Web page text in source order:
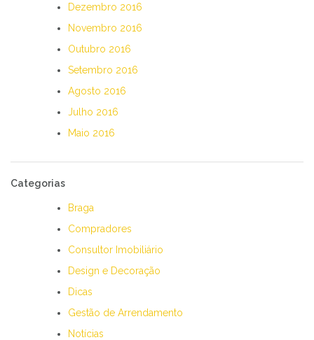
Dezembro 2016
Novembro 2016
Outubro 2016
Setembro 2016
Agosto 2016
Julho 2016
Maio 2016
Categorias
Braga
Compradores
Consultor Imobiliário
Design e Decoração
Dicas
Gestão de Arrendamento
Notícias